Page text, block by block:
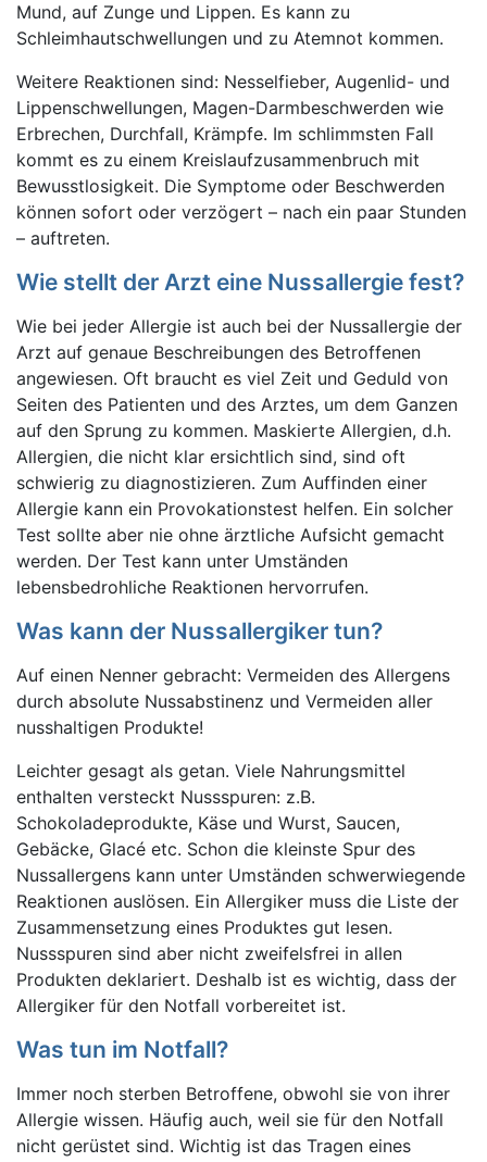
Mund, auf Zunge und Lippen. Es kann zu
Schleimhautschwellungen und zu Atemnot kommen.
Weitere Reaktionen sind: Nesselfieber, Augenlid- und
Lippenschwellungen, Magen-Darmbeschwerden wie
Erbrechen, Durchfall, Krämpfe. Im schlimmsten Fall
kommt es zu einem Kreislaufzusammenbruch mit
Bewusstlosigkeit. Die Symptome oder Beschwerden
können sofort oder verzögert – nach ein paar Stunden
– auftreten.
Wie stellt der Arzt eine Nussallergie fest?
Wie bei jeder Allergie ist auch bei der Nussallergie der
Arzt auf genaue Beschreibungen des Betroffenen
angewiesen. Oft braucht es viel Zeit und Geduld von
Seiten des Patienten und des Arztes, um dem Ganzen
auf den Sprung zu kommen. Maskierte Allergien, d.h.
Allergien, die nicht klar ersichtlich sind, sind oft
schwierig zu diagnostizieren. Zum Auffinden einer
Allergie kann ein Provokationstest helfen. Ein solcher
Test sollte aber nie ohne ärztliche Aufsicht gemacht
werden. Der Test kann unter Umständen
lebensbedrohliche Reaktionen hervorrufen.
Was kann der Nussallergiker tun?
Auf einen Nenner gebracht: Vermeiden des Allergens
durch absolute Nussabstinenz und Vermeiden aller
nusshaltigen Produkte!
Leichter gesagt als getan. Viele Nahrungsmittel
enthalten versteckt Nussspuren: z.B.
Schokoladeprodukte, Käse und Wurst, Saucen,
Gebäcke, Glacé etc. Schon die kleinste Spur des
Nussallergens kann unter Umständen schwerwiegende
Reaktionen auslösen. Ein Allergiker muss die Liste der
Zusammensetzung eines Produktes gut lesen.
Nussspuren sind aber nicht zweifelsfrei in allen
Produkten deklariert. Deshalb ist es wichtig, dass der
Allergiker für den Notfall vorbereitet ist.
Was tun im Notfall?
Immer noch sterben Betroffene, obwohl sie von ihrer
Allergie wissen. Häufig auch, weil sie für den Notfall
nicht gerüstet sind. Wichtig ist das Tragen eines